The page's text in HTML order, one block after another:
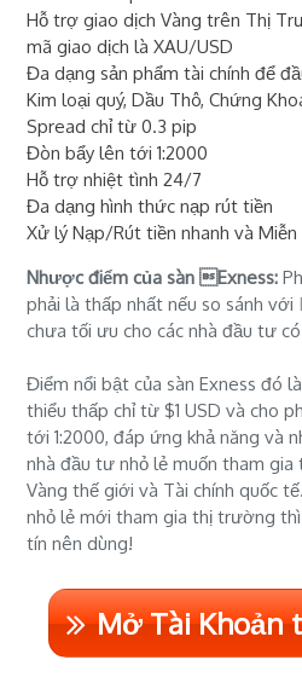
Hỗ trợ giao dịch Vàng trên Thị
mã giao dịch là XAU/USD
Đa dạng sản phẩm tài chính để
Kim loại quý, Dầu Thô, Chứng
Spread chỉ từ 0.3 pip
Đòn bẩy lên tới 1:2000
Hỗ trợ nhiệt tình 24/7
Đa dạng hình thức nạp rút tiền
Xử lý Nạp/Rút tiền nhanh và Miễn
Nhược điểm của sàn Exness:
phải là thấp nhất nếu so sánh với
chưa tối ưu cho các nhà đầu tư
Điểm nổi bật của sàn Exness đó
thiểu thấp chỉ từ $1 USD và cho
tới 1:2000, đáp ứng khả năng và
nhà đầu tư nhỏ lẻ muốn tham
Vàng thế giới và Tài chính quốc
nhỏ lẻ mới tham gia thị trường
tín nên dùng!
Mở Tài Khoản